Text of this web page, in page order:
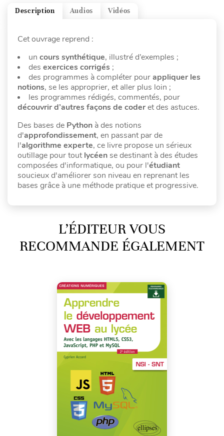
Vidéos
Audios
Description
Cet ouvrage reprend :
un cours synthétique, illustré d’exemples ;
des exercices corrigés ;
des programmes à compléter pourappliquer les
notions, se les approprier, et aller plus loin ;
les programmes rédigés, commentés, pour
découvrir d’autres façons de coderet des astuces.
Des bases de Python à des notions
d'approfondissement, en passant par de
l'algorithme experte, ce livre propose un sérieux
outillage pour toutlycéense destinant à des études
composées d'informatique, ou pour l'étudiant
soucieux d'améliorer son niveau en reprenant les
bases grâce à une méthode pratique et progressive.
L’ÉDITEUR VOUS
RECOMMANDE ÉGALEMENT